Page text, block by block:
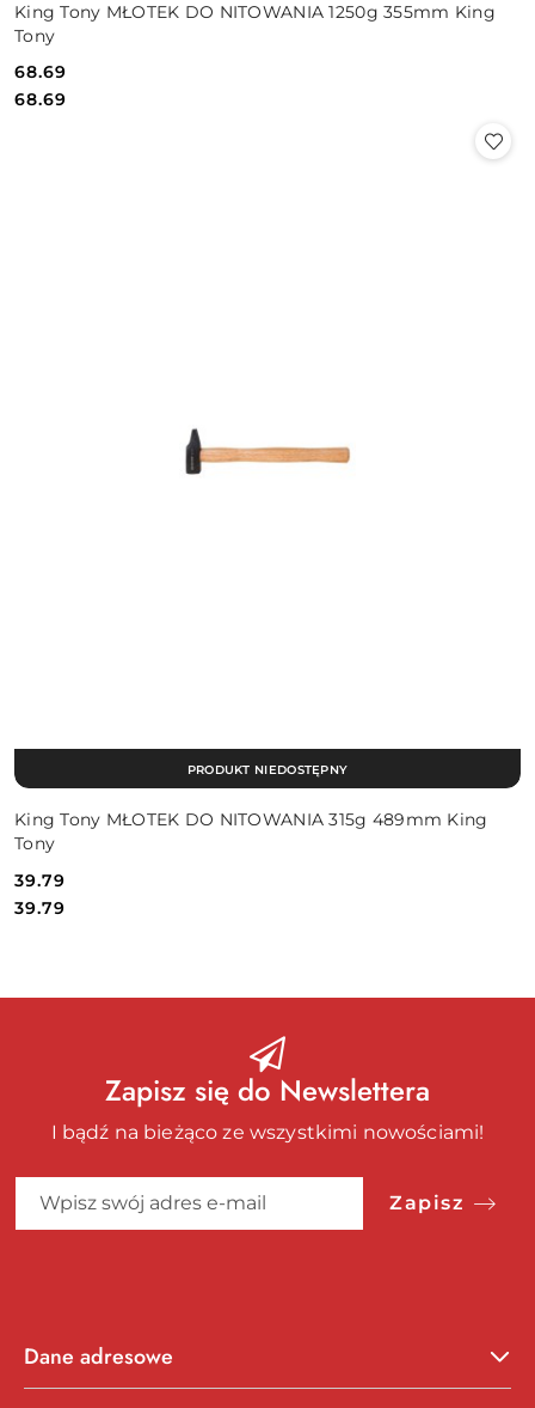
King Tony MŁOTEK DO NITOWANIA 1250g 355mm King
Tony
Cena:
68.69
Cena:
68.69
King Tony MŁOTEK DO NITOWANIA 315g 489mm King
Tony
Cena:
39.79
Cena:
39.79
PRODUKT NIEDOSTĘPNY
Zapisz się do Newslettera
I bądź na bieżąco ze wszystkimi nowościami!
Zapisz
Dane adresowe